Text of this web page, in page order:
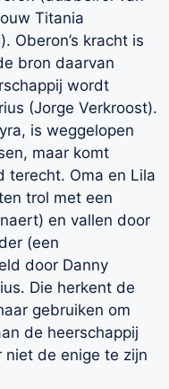
Titania
Oberon’s kracht is
bron daarvan
wordt
(Jorge Verkroost).
is weggelopen
maar komt
terecht. Oma en Lila
trol met een
en vallen door
(een
door Danny
Die herkent de
gebruiken om
de heerschappij
niet de enige te zijn